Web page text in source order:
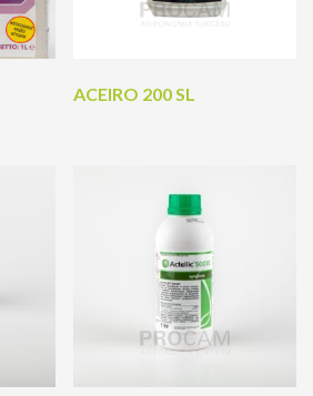
ACEIRO 200 SL